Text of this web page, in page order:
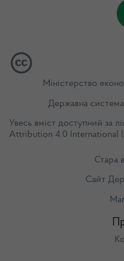
Міністерство
Державна
Увесь вміст доступний за
Attribution 4.0 International
Стара
Сайт